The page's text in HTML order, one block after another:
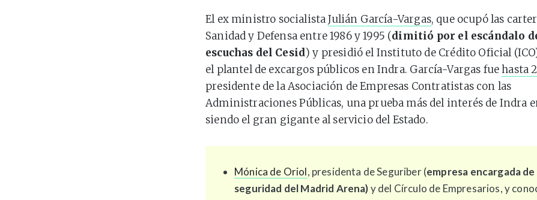
El ex ministro socialistaJulián García-Vargas, que ocupó las
Sanidad y Defensa entre 1986 y 1995 (dimitió por el escándalo
escuchas del Cesid) y presidió el Instituto de Crédito Oficial
el plantel de excargos públicos en Indra. García-Vargas fuehasta
presidente de la Asociación de Empresas Contratistas con las
Administraciones Públicas, una prueba más del interés de Indra
siendo el gran gigante al servicio del Estado.
Mónica de Oriol, presidenta de Seguriber (empresa encargada de
seguridad del Madrid Arena)y del Círculo de Empresarios, y